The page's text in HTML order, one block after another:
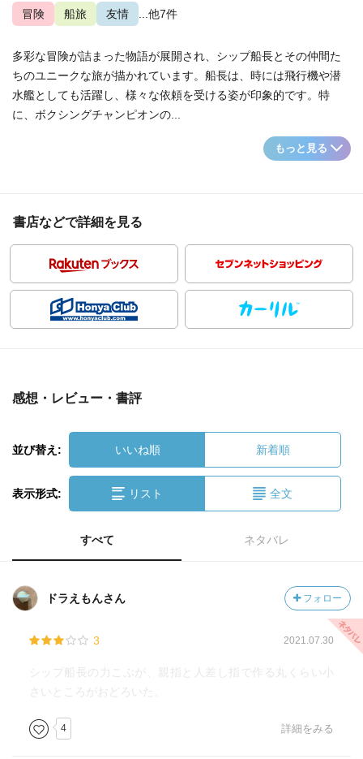
冒険 船旅 友情 ...他7件
多彩な冒険が詰まった物語が展開され、シップ船長とその仲間た
ちのユニークな旅が描かれています。船長は、時には飛行機や潜
水艦としても活躍し、様々な依頼を受ける姿が印象的です。特
に、ボクシングチャンピオンの...
もっと見る
書店などで詳細を見る
感想・レビュー・書評
並び替え: いいね順 新着順
表示形式: リスト 全文
すべて ネタバレ
ドラえもんさん フォロー
3 2021.07.30
シップ船長の力こぶが、親指と人差し指で作る丸くらい小
さいところがおどろいた。
4 詳細をみる